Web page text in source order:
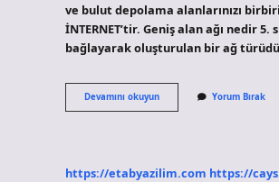
ve bulut depolama alanlarınızı
İNTERNET’tir. Geniş alan ağı nedir
bağlayarak oluşturulan bir ağ
Devamını okuyunGeniş
Ağ
Yorum Bırak
https://etabyazilim.com https://